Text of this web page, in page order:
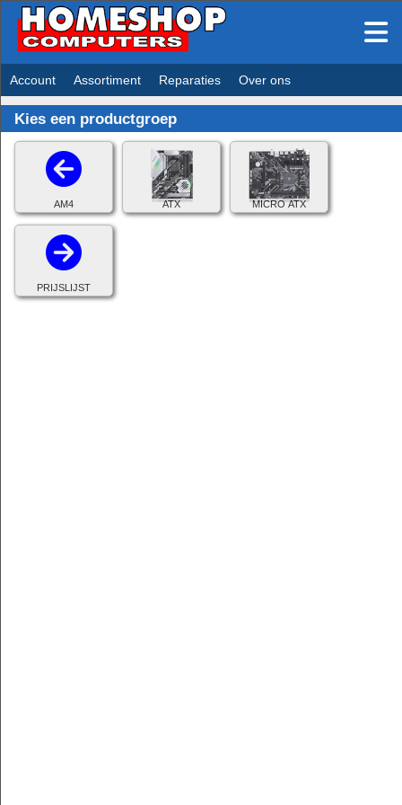
Account Assortiment Reparaties Over ons
Kies een productgroep
AM4 ATX MICRO ATX
PRIJSLIJST